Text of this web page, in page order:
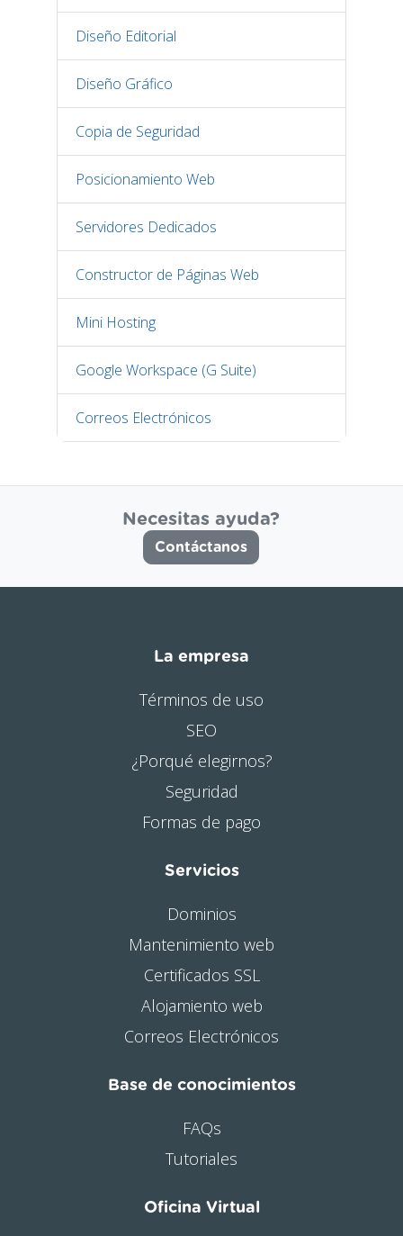
Diseño Editorial
Diseño Gráfico
Copia de Seguridad
Posicionamiento Web
Servidores Dedicados
Constructor de Páginas Web
Mini Hosting
Google Workspace (G Suite)
Correos Electrónicos
Necesitas ayuda?
Contáctanos
La empresa
Términos de uso
SEO
¿Porqué elegirnos?
Seguridad
Formas de pago
Servicios
Dominios
Mantenimiento web
Certificados SSL
Alojamiento web
Correos Electrónicos
Base de conocimientos
FAQs
Tutoriales
Oficina Virtual